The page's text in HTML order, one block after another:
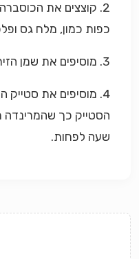
כפות כמון, מלח גס
3. מוסיפים את שמן הזית ומערבבים היטב.
4. מוסיפים את
הסטייק כך
שעה לפחות.